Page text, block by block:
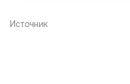
Источник